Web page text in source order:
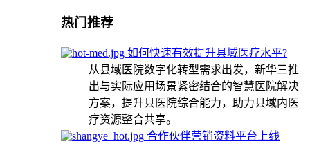
热门推荐
如何快速有效提升县域医疗水平?
从县域医院数字化转型需求出发，新华三推
出与实际应用场景紧密结合的智慧医院解决
方案，提升县医院综合能力，助力县域内医
疗资源整合共享。
合作伙伴营销资料平台上线